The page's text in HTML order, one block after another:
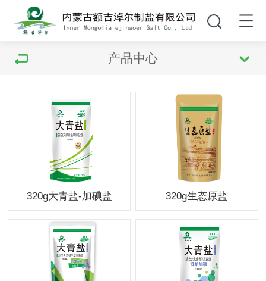
产品中心
320g大青盐-加碘盐 320g生态原盐